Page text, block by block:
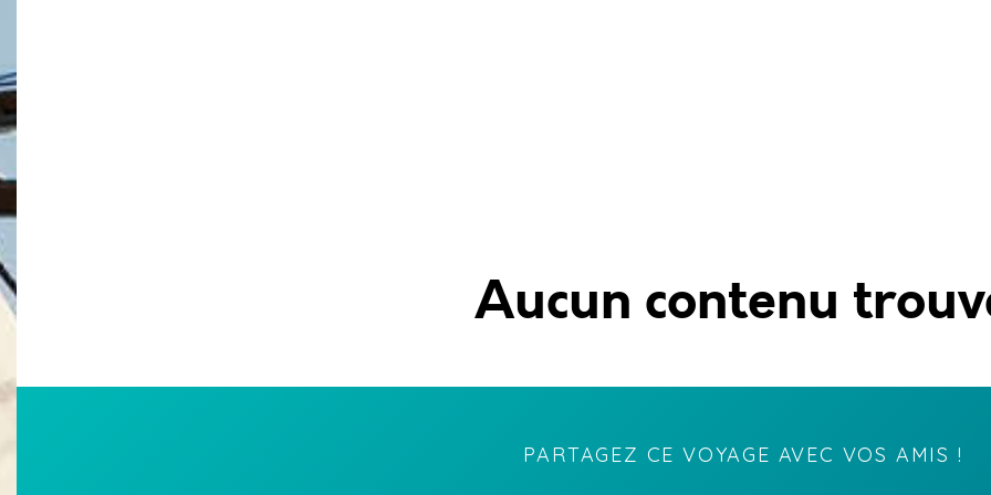
Aucun contenu
PARTAGEZ CE VOYAGE AVEC VOS AMIS !